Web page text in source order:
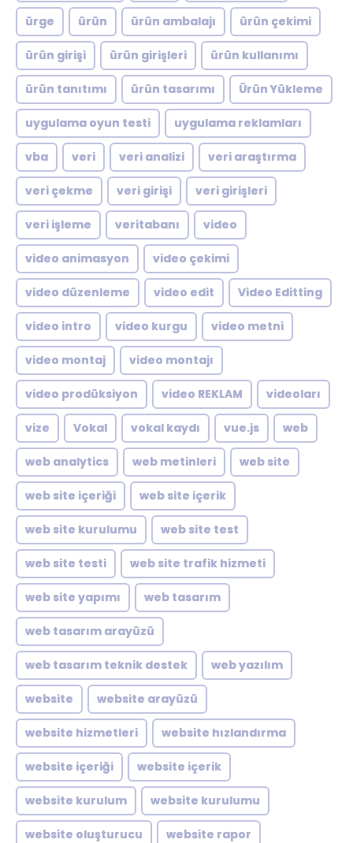
ürge ürün ürün ambalajı ürün çekimi
ürün girişi ürün girişleri ürün kullanımı
ürün tanıtımı ürün tasarımı Ürün Yükleme
uygulama oyun testi uygulama reklamları
vba veri veri analizi veri araştırma
veri çekme veri girişi veri girişleri
veri işleme veritabanı video
video animasyon video çekimi
video düzenleme video edit Video Editting
video intro video kurgu video metni
video montaj video montajı
video prodüksiyon video REKLAM videoları
vize Vokal vokal kaydı vue.js web
web analytics web metinleri web site
web site içeriği web site içerik
web site kurulumu web site test
web site testi web site trafik hizmeti
web site yapımı web tasarım
web tasarım arayüzü
web tasarım teknik destek web yazılım
website website arayüzü
website hizmetleri website hızlandırma
website içeriği website içerik
website kurulum website kurulumu
website oluşturucu website rapor